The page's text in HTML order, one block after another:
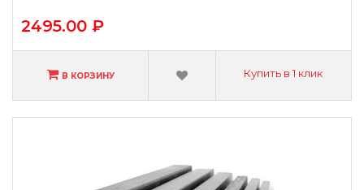
2495.00 ₽
В КОРЗИНУ Купить в 1 клик